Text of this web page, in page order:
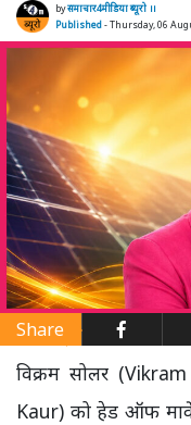
byसमाचार4मीडिया ब्यूरो ।।
Published- Thursday, 06
Share
विक्रम सोलर
Kaur) को हेड ऑफ